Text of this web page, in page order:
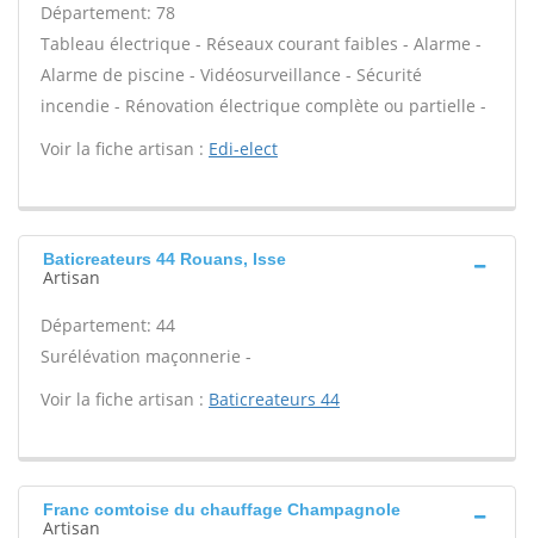
Département: 78
Tableau électrique - Réseaux courant faibles - Alarme -
Alarme de piscine - Vidéosurveillance - Sécurité
incendie - Rénovation électrique complète ou partielle -
Voir la fiche artisan : Edi-elect
Baticreateurs 44 Rouans, Isse
Artisan
Département: 44
Surélévation maçonnerie -
Voir la fiche artisan : Baticreateurs 44
Franc comtoise du chauffage Champagnole
Artisan